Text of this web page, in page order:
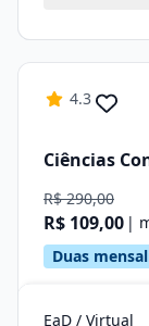
4.3
Ciências
R$ 290,00
R$ 109,00 |
Duas
EaD / Virtual